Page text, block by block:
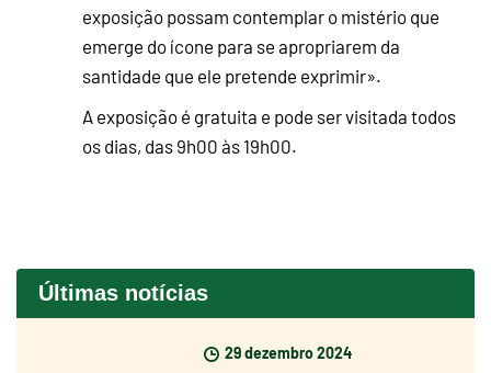
exposição possam contemplar o mistério que
emerge do ícone para se apropriarem da
santidade que ele pretende exprimir».
A exposição é gratuita e pode ser visitada todos
os dias, das 9h00 às 19h00.
Últimas notícias
29 dezembro 2024